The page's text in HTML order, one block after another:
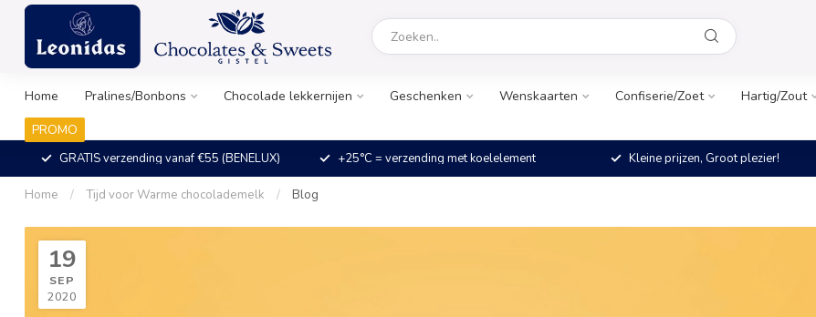
Home Pralines/Bonbons Chocolade lekkernijen Geschenken Wenskaarten Confiserie/Zoet Hartig/Zout
PROMO
GRATIS verzending vanaf €55 (BENELUX) +25°C = verzending met koelelement Kleine prijzen, Groot plezier!
Home / Tijd voor Warme chocolademelk / Blog
19
SEP
2020